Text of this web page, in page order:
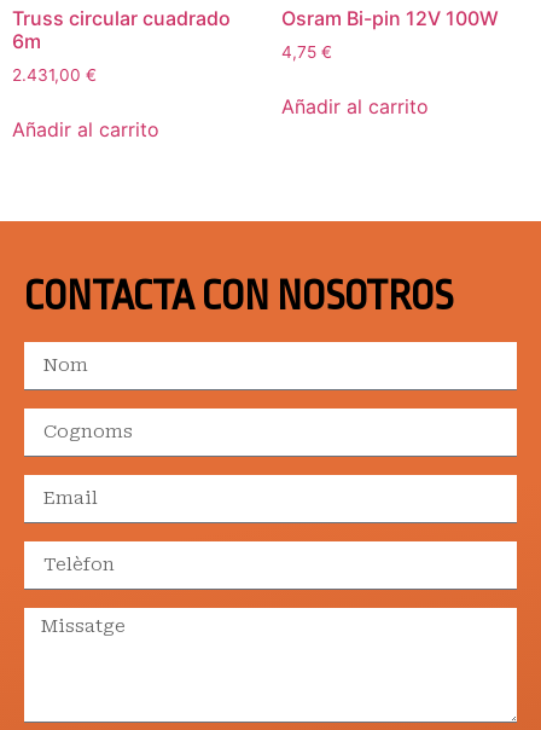
Truss circular cuadrado
6m
2.431,00 €
Añadir al carrito
Osram Bi-pin 12V 100W
4,75 €
Añadir al carrito
CONTACTA CON NOSOTROS